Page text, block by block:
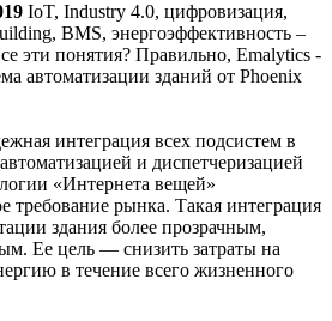
IoT, Industry 4.0, цифровизация,
BMS, энергоэффективность –
эти понятия? Правильно, Emalytics -
автоматизации зданий от Phoenix
интеграция всех подсистем в
и диспетчеризацией
«Интернета вещей»
требование рынка. Такая интеграция
здания более прозрачным,
Ее цель — снизить затраты на
в течение всего жизненного